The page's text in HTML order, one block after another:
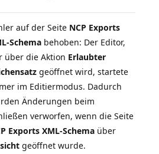
auf der Seite NCP Exports
Schema behoben: Der Editor,
über die Aktion Erlaubter
geöffnet wird, startete
im Editiermodus. Dadurch
Änderungen beim
verworfen, wenn die Seite
Exports XML-Schema über
geöffnet wurde.